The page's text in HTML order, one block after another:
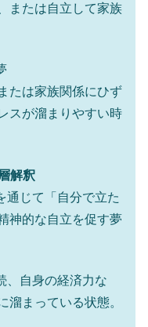
または自立して家族
たは家族関係にひず
スが溜まりやすい時
解釈
通じて「自分で立た
神的な自立を促す夢
、自身の経済力な
溜まっている状態。